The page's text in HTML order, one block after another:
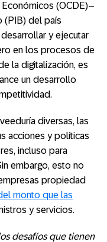
(OCDE)–
(PIB) del país
y ejecutar
en los procesos de
la digitalización, es
un desarrollo
diversas, las
acciones y políticas
incluso para
embargo, esto no
propiedad
monto que las
y servicios.
desafíos que tienen